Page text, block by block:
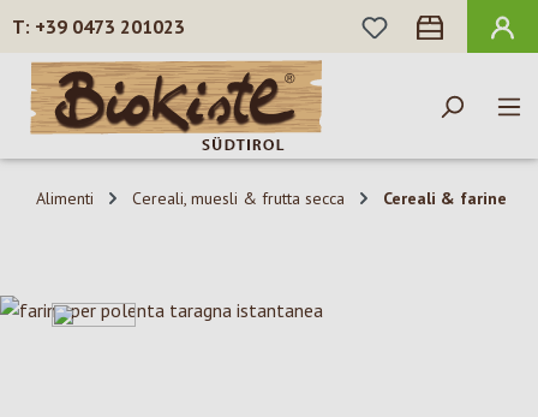
Passa al contenuto principale
+39 0473 201023
HAI 0 ARTICOLI
Alimenti Cereali, muesli & frutta secca Cereali & farine
Salta la galleria di immagini